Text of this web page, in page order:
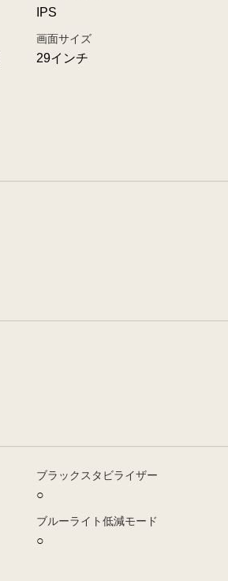
IPS
画面サイズ
29インチ
ブラックスタビライザー
○
ブルーライト低減モード
○